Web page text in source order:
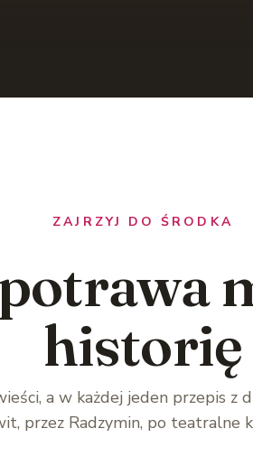
ZAJRZYJ DO ŚRODKA
historię
a w każdej jeden przepis
przez Radzymin, po teatralne